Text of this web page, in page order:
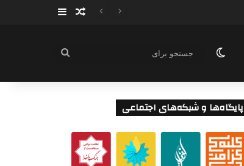
نوشته تصادفی
سایدبار
تغییر پوسته
جستجو
پایگاه‌ها و شبکه‌های اجتماعی